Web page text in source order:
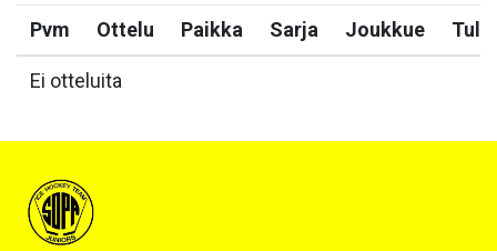
Pvm Ottelu Paikka Sarja Joukkue
Ei otteluita